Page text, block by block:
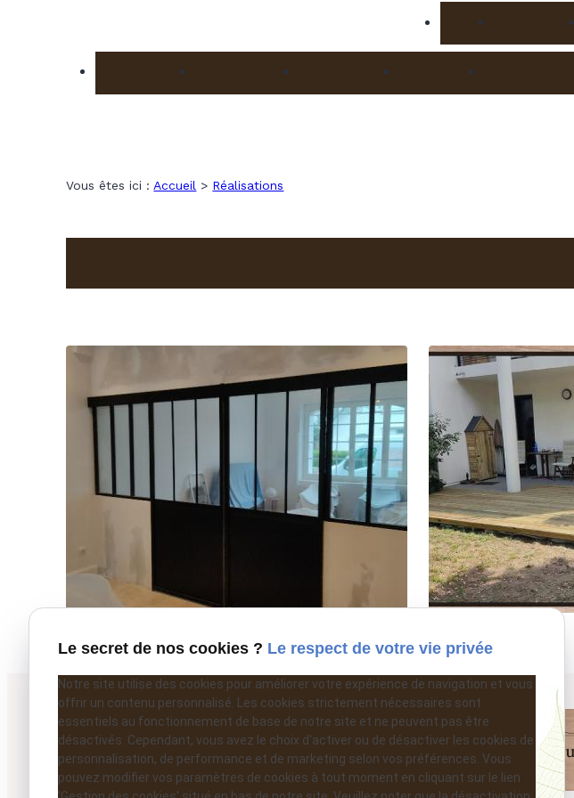
Accueil Réalisations
Porte & fenêtre Baie coulissante Porte de garage Volet roulant
Vous êtes ici : Accueil > Réalisations
Le secret de nos cookies ? Le respect de votre vie privée
Notre site utilise des cookies pour améliorer votre expérience de navigation et vous
offrir un contenu personnalisé. Les cookies strictement nécessaires sont
essentiels au fonctionnement de base de notre site et ne peuvent pas être
désactivés. Cependant, vous avez le choix d'activer ou de désactiver les cookies de
personnalisation, de performance et de marketing selon vos préférences. Vous
pouvez modifier vos paramètres de cookies à tout moment en cliquant sur le lien